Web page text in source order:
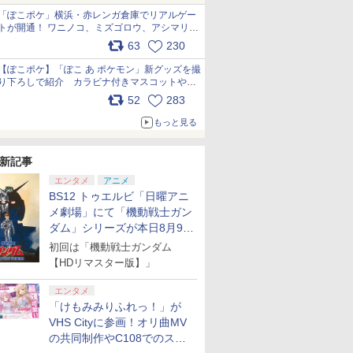
ぽこポケ」横浜・赤レンガ倉庫でリアルゲー
が開通！ ワニノコ、ミズゴロウ、アシマリ登
場シーンをレポート pic.x.com/LDgEByVl6D
63 230
ぽこポケ】「ぽこ あ ポケモン」新グッズを撮
下ろしで紹介 カラビナ付きマスコットやス
52 283
もっと見る
記事
エンタメ アニメ
BS12 トゥエルビ「日曜アニ
メ劇場」にて「機動戦士ガン
ダム」シリーズが本日8月9日
から8週連続で放送
初回は「機動戦士ガンダム
【HDリマスター版】」
エンタメ
「けもみみりふれっ！」が
VHS Cityに参画！オリ曲MV
の共同制作やC108でのスペ